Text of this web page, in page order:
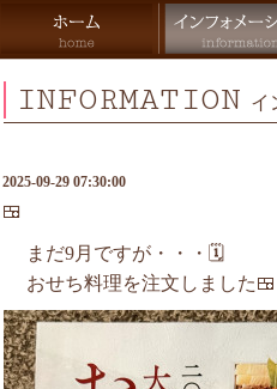
INFORMATION イ
2025-09-29 07:30:00
🍱
まだ9月ですが・・・🗓️
おせち料理を注文しました🍱